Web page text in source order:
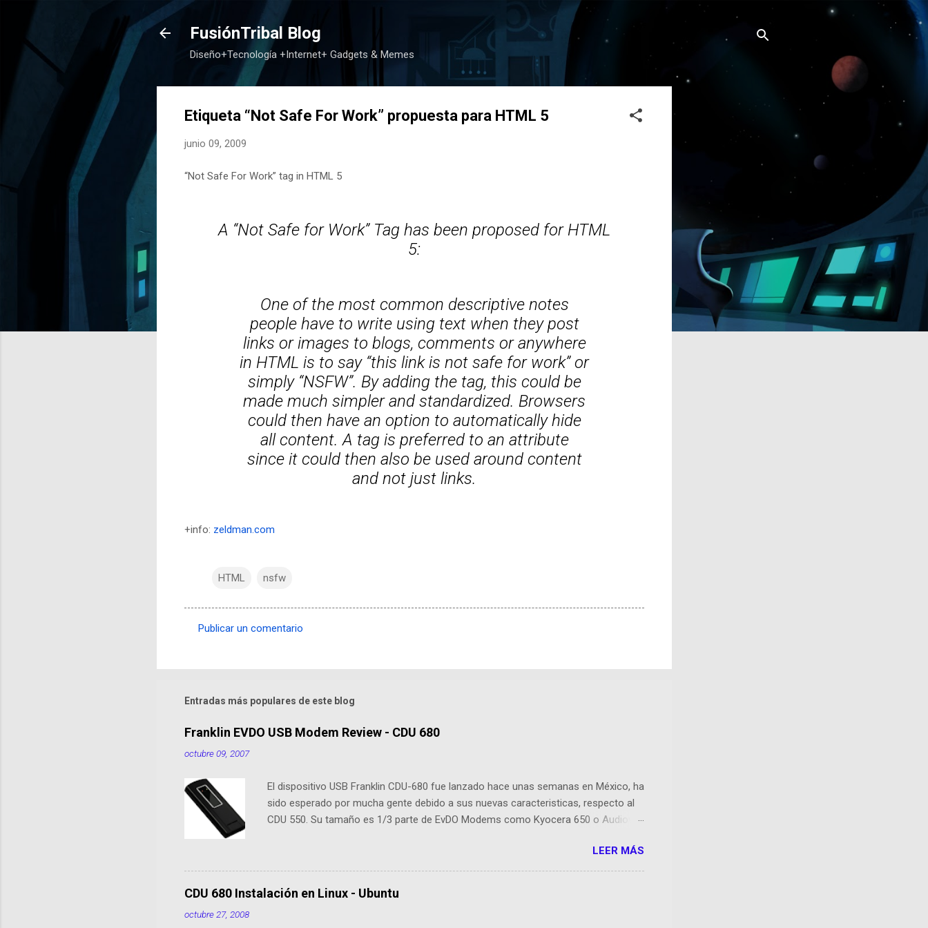
FusiónTribal Blog
Diseño+Tecnología +Internet+ Gadgets & Memes
Etiqueta “Not Safe For Work” propuesta para HTML 5
junio 09, 2009
“Not Safe For Work” tag in HTML 5
A “Not Safe for Work” Tag has been proposed for HTML
5:
One of the most common descriptive notes
people have to write using text when they post
links or images to blogs, comments or anywhere
in HTML is to say “this link is not safe for work” or
simply “NSFW”. By adding the tag, this could be
made much simpler and standardized. Browsers
could then have an option to automatically hide
all content. A tag is preferred to an attribute
since it could then also be used around content
and not just links.
+info: zeldman.com
HTML nsfw
e
t
a
r
i
o
Publicar un comentario
Entradas más populares de este blog
Franklin EVDO USB Modem Review - CDU 680
octubre 09, 2007
El dispositivo USB Franklin CDU-680 fue lanzado hace unas semanas en México, ha
sido esperado por mucha gente debido a sus nuevas caracteristicas, respecto al
CDU 550. Su tamaño es 1/3 parte de EvDO Modems como Kyocera 650 o Audiovox
sus antecesoras: Dispositivo EVDO Rev-A Approximately 1/3 of the size of
previous USB Modems Memoria Flash 64 MB incorporada GPS incorporado Puerto
de conexión para antenas o amplificadores externos Compatibilidad con Windows
LEER MÁS
CDU 680 Instalación en Linux - Ubuntu
octubre 27, 2008